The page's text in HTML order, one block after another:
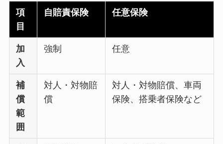
項
目
自賠責保険 任意保険
加
入
強制 任意
補
償
範
囲
対人・対物賠
償
対人・対物賠償、車両
保険、搭乗者保険など